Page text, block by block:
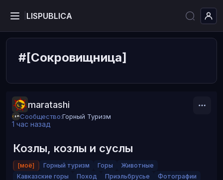
LISPUBLICA
#[Сокровищница]
maratashi
Сообщество:Горный Туризм
1 час назад
Козлы, козлы и суслы
[моё] Горный туризм Горы
Животные
Кавказские горы
Поход Приэльбрусье Фотографии